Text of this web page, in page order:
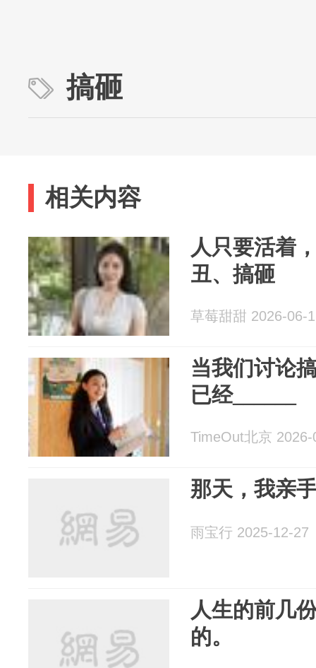
搞砸
相关内容
人只要活着
丑、搞砸
草莓甜甜 2026-06-
当我们讨论
已经______
TimeOut北京 2026-
那天，我亲
雨宝行 2025-12-27
人生的前几
的。